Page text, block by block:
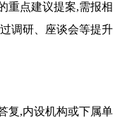
重点建议提案,需报相
调研、座谈会等提升
复,内设机构或下属单